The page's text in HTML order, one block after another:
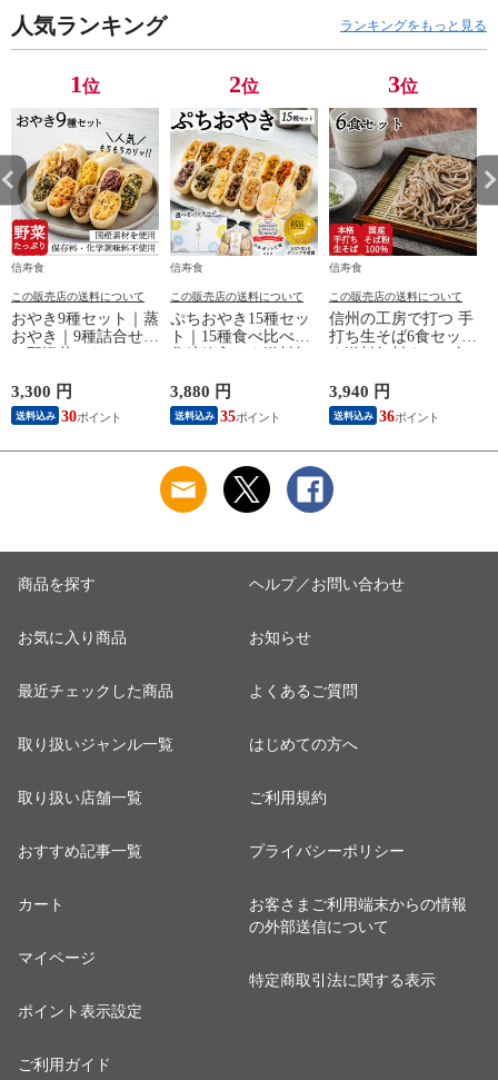
人気ランキング ランキングをもっと見る
1位
信寿食
この販売店の送料について
おやき9種セット｜蒸
おやき｜9種詰合せ
んこ・なす・切干大
根・にら・かぼち
ゃ）｜エコ包装｜送
3,300 円
送料込み 30
2位
信寿食
この販売店の送料について
ぷちおやき15種セッ
ト｜15種食べ比べ｜
3,880 円
送料込み 35
3位
信寿食
この販売店の送料について
信州の工房で打つ 手
打ち生そば6食セット
3,940 円
送料込み 36
商品を探す
お気に入り商品
最近チェックした商品
取り扱いジャンル一覧
取り扱い店舗一覧
おすすめ記事一覧
カート
マイページ
ポイント表示設定
ご利用ガイド
ヘルプ／お問い合わせ
お知らせ
よくあるご質問
はじめての方へ
ご利用規約
プライバシーポリシー
お客さまご利用端末からの情報
の外部送信について
特定商取引法に関する表示